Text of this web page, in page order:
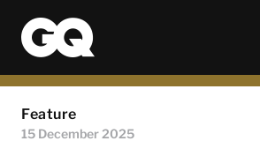
Feature
15 December 2025